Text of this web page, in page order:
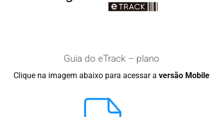
Guia do eTrack – plano
Clique na imagem abaixo para acessar a versão Mobile